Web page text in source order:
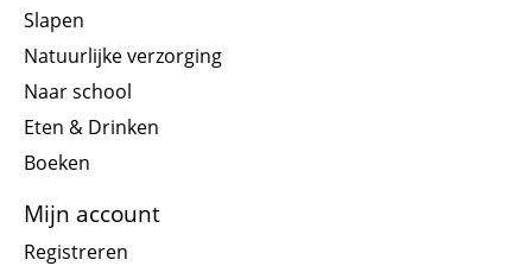
Slapen
Natuurlijke verzorging
Naar school
Eten & Drinken
Boeken
Mijn account
Registreren